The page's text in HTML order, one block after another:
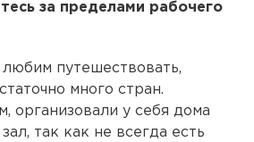
за пределами рабочего
путешествовать,
много стран.
организовали у себя дома
так как не всегда есть